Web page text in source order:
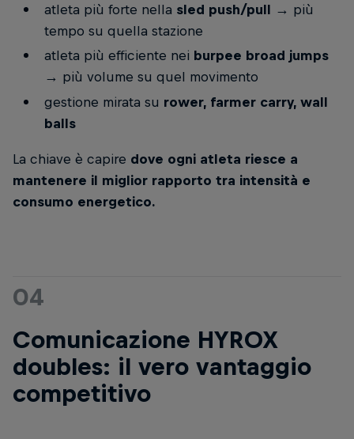
atleta più forte nella sled push/pull → più
tempo su quella stazione
atleta più efficiente nei burpee broad jumps
→ più volume su quel movimento
gestione mirata su rower, farmer carry, wall
balls
La chiave è capire dove ogni atleta riesce a
mantenere il miglior rapporto tra intensità e
consumo energetico.
04
Comunicazione HYROX
doubles: il vero vantaggio
competitivo